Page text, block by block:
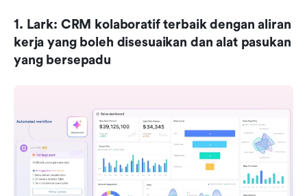
1. Lark: CRM kolaboratif terbaik dengan aliran
kerja yang boleh disesuaikan dan alat pasukan
yang bersepadu